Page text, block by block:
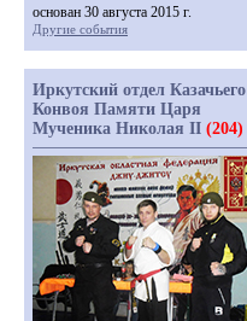
основан 30 августа 2015 г.
Другие события
Иркутский отдел Казачьего
Конвоя Памяти Царя
Мученика Николая II (204)